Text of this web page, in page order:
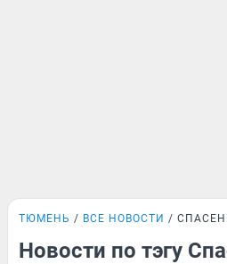
ТЮМЕНЬ ВСЕ НОВОСТИ
Новости по тэгу